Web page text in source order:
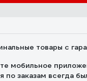
товары с
мобильное
по заказам всегда